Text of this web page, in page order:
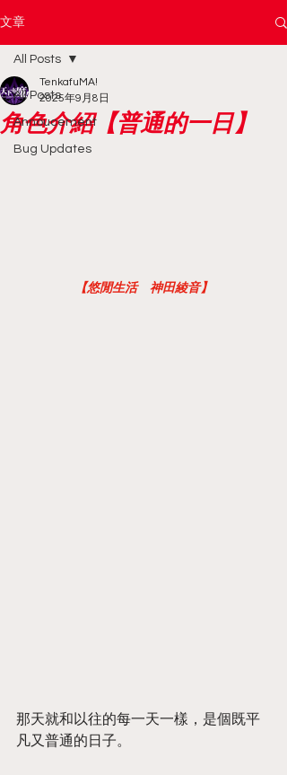
文章
All Posts
Annoucement
Bug Updates
All Posts
角色介紹【普通的一日】
TenkafuMA!
2025年9月8日
【悠閒生活　神田綾音】
那天就和以往的每一天一樣，是個既平
凡又普通的日子。